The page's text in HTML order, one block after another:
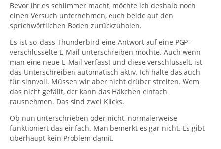
Bevor ihr es schlimmer macht, möchte ich deshalb noch
einen Versuch unternehmen, euch beide auf den
sprichwörtlichen Boden zurückzuholen.
Es ist so, dass Thunderbird eine Antwort auf eine PGP-
verschlüsselte E-Mail unterschreiben möchte. Auch wenn
man eine neue E-Mail verfasst und diese verschlüsselt, ist
das Unterschreiben automatisch aktiv. Ich halte das auch
für sinnvoll. Müssen wir aber nicht drüber streiten. Wem
das nicht gefällt, der kann das Häkchen einfach
rausnehmen. Das sind zwei Klicks.
Ob nun unterschrieben oder nicht, normalerweise
funktioniert das einfach. Man bemerkt es gar nicht. Es gibt
überhaupt kein Problem damit.